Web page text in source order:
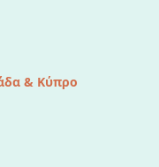
& Κύπρο